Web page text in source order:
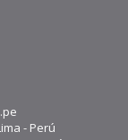
- Perú